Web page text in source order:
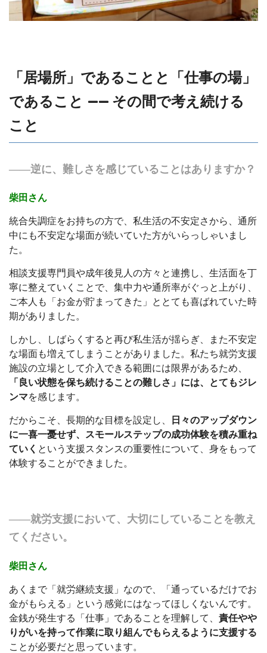
「居場所」であることと「仕事の場」
であること —— その間で考え続ける
こと
――逆に、難しさを感じていることはありますか？
柴田さん
統合失調症をお持ちの方で、私生活の不安定さから、通所
中にも不安定な場面が続いていた方がいらっしゃいまし
た。
相談支援専門員や成年後見人の方々と連携し、生活面を丁
寧に整えていくことで、集中力や通所率がぐっと上がり、
ご本人も「お金が貯まってきた」ととても喜ばれていた時
期がありました。
しかし、しばらくすると再び私生活が揺らぎ、また不安定
な場面も増えてしまうことがありました。私たち就労支援
施設の立場として介入できる範囲には限界があるため、
「良い状態を保ち続けることの難しさ」には、とてもジレ
ンマを感じます。
だからこそ、長期的な目標を設定し、
日々のアップダウン
に一喜一憂せず、スモールステップの成功体験を積み重ね
ていく という支援スタンスの重要性について、身をもって
体験することができました。
――就労支援において、大切にしていることを教え
てください。
柴田さん
あくまで「就労継続支援」なので、「通っているだけでお
金がもらえる」という感覚にはなってほしくないんです。
金銭が発生する「仕事」であることを理解して、 責任やや
りがいを持って作業に取り組んでもらえるように支援する
ことが必要だと思っています。